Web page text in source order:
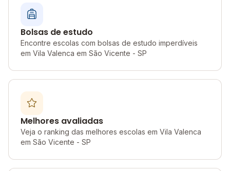
Bolsas de estudo
Encontre escolas com bolsas de estudo imperdíveis
em Vila Valenca em São Vicente - SP
Melhores avaliadas
Veja o ranking das melhores escolas em Vila Valenca
em São Vicente - SP